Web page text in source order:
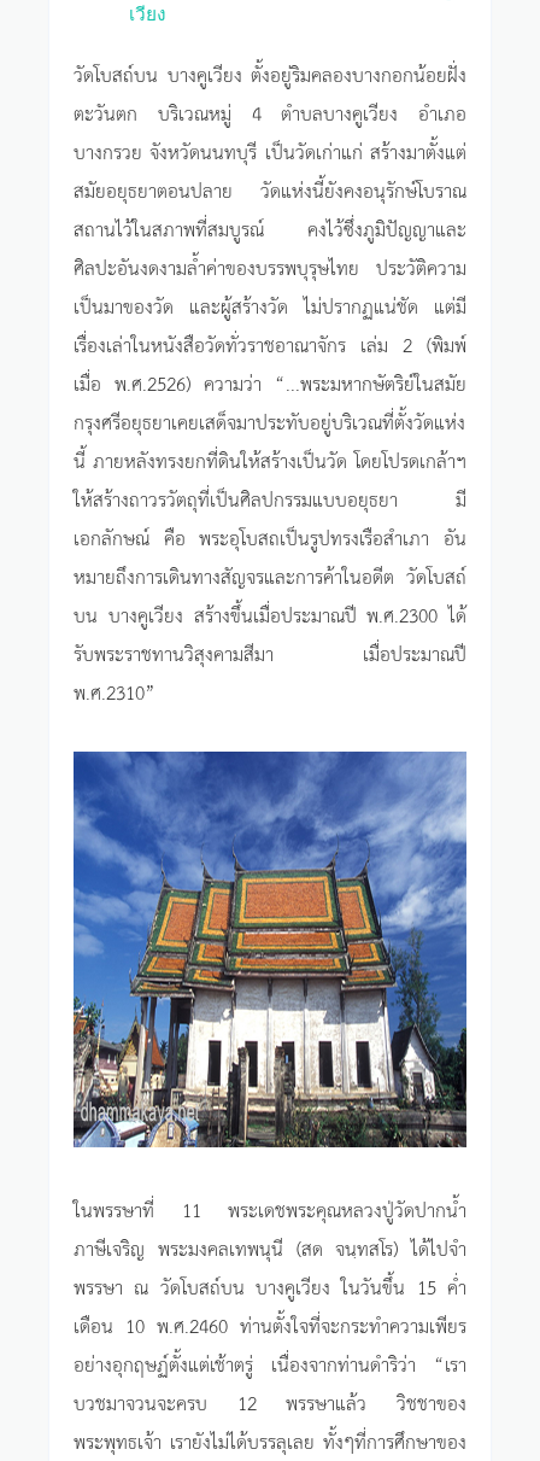
เวียง
วัดโบสถ์บน บางคูเวียง ตั้งอยู่ริมคลองบางกอกน้อยฝั่ง
ตะวันตก บริเวณหมู่ 4 ตำบลบางคูเวียง อำเภอ
บางกรวย จังหวัดนนทบุรี เป็นวัดเก่าแก่ สร้างมาตั้งแต่
สมัยอยุธยาตอนปลาย วัดแห่งนี้ยังคงอนุรักษ์โบราณ
สถานไว้ในสภาพที่สมบูรณ์ คงไว้ซึ่งภูมิปัญญาและ
ศิลปะอันงดงามล้ำค่าของบรรพบุรุษไทย ประวัติความ
เป็นมาของวัด และผู้สร้างวัด ไม่ปรากฏแน่ชัด แต่มี
เรื่องเล่าในหนังสือวัดทั่วราชอาณาจักร เล่ม 2 (พิมพ์
เมื่อ พ.ศ.2526) ความว่า “...พระมหากษัตริย์ในสมัย
กรุงศรีอยุธยาเคยเสด็จมาประทับอยู่บริเวณที่ตั้งวัดแห่ง
นี้ ภายหลังทรงยกที่ดินให้สร้างเป็นวัด โดยโปรดเกล้าฯ
ให้สร้างถาวรวัตถุที่เป็นศิลปกรรมแบบอยุธยา มี
เอกลักษณ์ คือ พระอุโบสถเป็นรูปทรงเรือสำเภา อัน
หมายถึงการเดินทางสัญจรและการค้าในอดีต วัดโบสถ์
บน บางคูเวียง สร้างขึ้นเมื่อประมาณปี พ.ศ.2300 ได้
รับพระราชทานวิสุงคามสีมา เมื่อประมาณปี
พ.ศ.2310”
ในพรรษาที่ 11 พระเดชพระคุณหลวงปู่วัดปากน้ำ
ภาษีเจริญ พระมงคลเทพนุนี (สด จนฺทสโร) ได้ไปจำ
พรรษา ณ วัดโบสถ์บน บางคูเวียง ในวันขึ้น 15 ค่ำ
เดือน 10 พ.ศ.2460 ท่านตั้งใจที่จะกระทำความเพียร
อย่างอุกฤษฏ์ตั้งแต่เช้าตรู่ เนื่องจากท่านดำริว่า “เรา
บวชมาจวนจะครบ 12 พรรษาแล้ว วิชชาของ
พระพุทธเจ้า เรายังไม่ได้บรรลุเลย ทั้งๆที่การศึกษาของ